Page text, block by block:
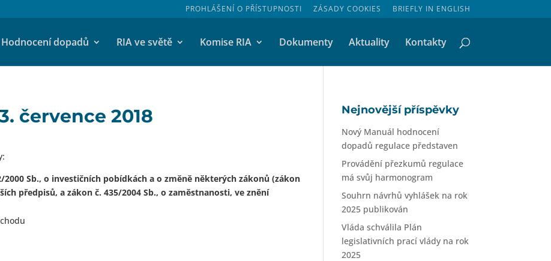
PROHLÁŠENÍ O PŘÍSTUPNOSTI ZÁSADY COOKIES BRIEFLY IN ENGLISH
Hodnocení dopadů RIA ve světě Komise RIA Dokumenty Aktuality Kontakty
července 2018
Sb., o investičních pobídkách a o změně některých zákonů (zákon
předpisů, a zákon č. 435/2004 Sb., o zaměstnanosti, ve znění
Nejnovější příspěvky
Nový Manuál hodnocení
dopadů regulace představen
Provádění přezkumů regulace
má svůj harmonogram
Souhrn návrhů vyhlášek na rok
2025 publikován
Vláda schválila Plán
legislativních prací vlády na rok
2025